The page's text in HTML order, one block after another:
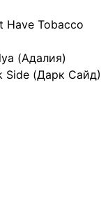
Have Tobacco
(Адалия)
Side (Дарк Сайд)